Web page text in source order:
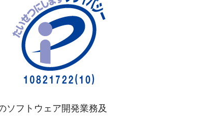
ソフトウェア開発業務及